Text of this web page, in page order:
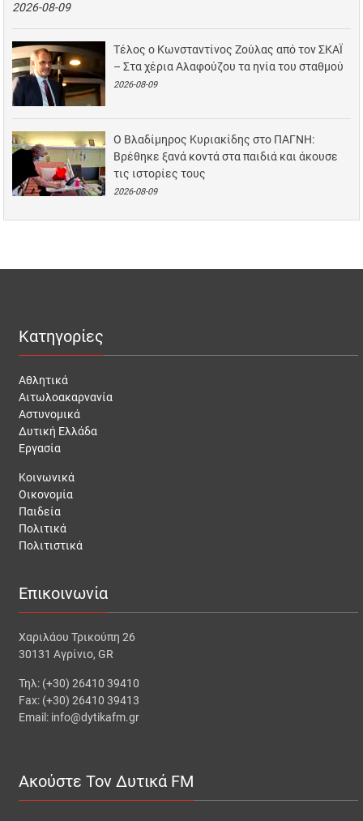
2026-08-09
Τέλος ο Κωνσταντίνος Ζούλας από τον ΣΚΑΪ
– Στα χέρια Αλαφούζου τα ηνία του σταθμού
2026-08-09
Ο Βλαδίμηρος Κυριακίδης στο ΠΑΓΝΗ:
Βρέθηκε ξανά κοντά στα παιδιά και άκουσε
τις ιστορίες τους
2026-08-09
Κατηγορίες
Αθλητικά
Αιτωλοακαρνανία
Αστυνομικά
Δυτική Ελλάδα
Εργασία
Κοινωνικά
Οικονομία
Παιδεία
Πολιτικά
Πολιτιστικά
Επικοινωνία
Χαριλάου Τρικούπη 26
30131 Αγρίνιο, GR
Τηλ: (+30) 26410 39410
Fax: (+30) 26410 39413
Email: info@dytikafm.gr
Ακούστε Τον Δυτικά FM